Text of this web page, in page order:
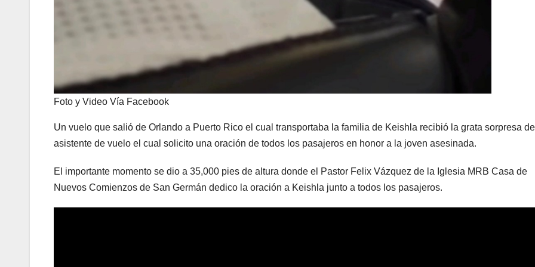
Foto y Video Vía Facebook
Un vuelo que salió de Orlando a Puerto Rico el cual transportaba la familia de Keishla recibió la grata sorpresa
asistente de vuelo el cual solicito una oración de todos los pasajeros en honor a la joven asesinada.
El importante momento se dio a 35,000 pies de altura donde el Pastor Felix Vázquez de la Iglesia MRB Casa de
Nuevos Comienzos de San Germán dedico la oración a Keishla junto a todos los pasajeros.